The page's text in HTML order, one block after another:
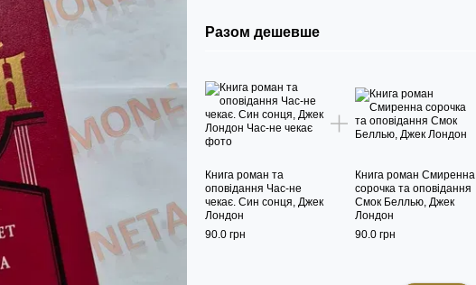
Разом дешевше
Книга роман та
оповідання Час-не
чекає. Син сонця, Джек
Лондон
90.0 грн
Книга роман Смиренна
сорочка та оповідання
Смок Беллью, Джек
Лондон
90.0 грн